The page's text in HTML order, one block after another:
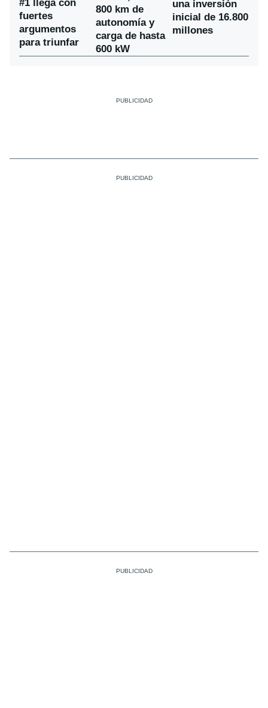
#1 llega con
fuertes
argumentos
para triunfar
800 km de
autonomía y
carga de hasta
600 kW
una inversión
inicial de 16.800
millones